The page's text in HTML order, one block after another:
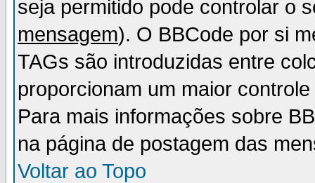
seja permitido pode controlar o
mensagem). O BBCode por si
TAGs são introduzidas entre
proporcionam um maior
Para mais informações sobre
na página de postagem das
Voltar ao Topo